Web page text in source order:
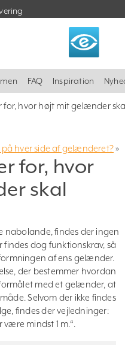
FAQ Inspiration
for, hvor højt mit gelænder
hver side af gelænderet?»
for, hvor
skal
nabolande, findes der ingen
dog funktionskrav, så
af ens gelænder.
der bestemmer hvordan
med et gelænder, at
Selvom der ikke findes
findes der vejledninger:
mindst 1 m.“.